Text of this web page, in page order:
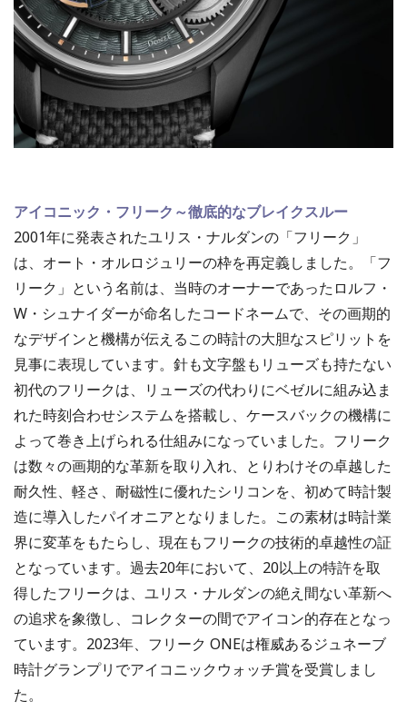
アイコニック・フリーク～徹底的なブレイクスルー
2001年に発表されたユリス・ナルダンの「フリーク」
は、オート・オルロジュリーの枠を再定義しました。「フ
リーク」という名前は、当時のオーナーであったロルフ・
W・シュナイダーが命名したコードネームで、その画期的
なデザインと機構が伝えるこの時計の大胆なスピリットを
見事に表現しています。針も文字盤もリューズも持たない
初代のフリークは、リューズの代わりにベゼルに組み込ま
れた時刻合わせシステムを搭載し、ケースバックの機構に
よって巻き上げられる仕組みになっていました。フリーク
は数々の画期的な革新を取り入れ、とりわけその卓越した
耐久性、軽さ、耐磁性に優れたシリコンを、初めて時計製
造に導入したパイオニアとなりました。この素材は時計業
界に変革をもたらし、現在もフリークの技術的卓越性の証
となっています。過去20年において、20以上の特許を取
得したフリークは、ユリス・ナルダンの絶え間ない革新へ
の追求を象徴し、コレクターの間でアイコン的存在となっ
ています。2023年、フリーク ONEは権威あるジュネーブ
時計グランプリでアイコニックウォッチ賞を受賞しまし
た。